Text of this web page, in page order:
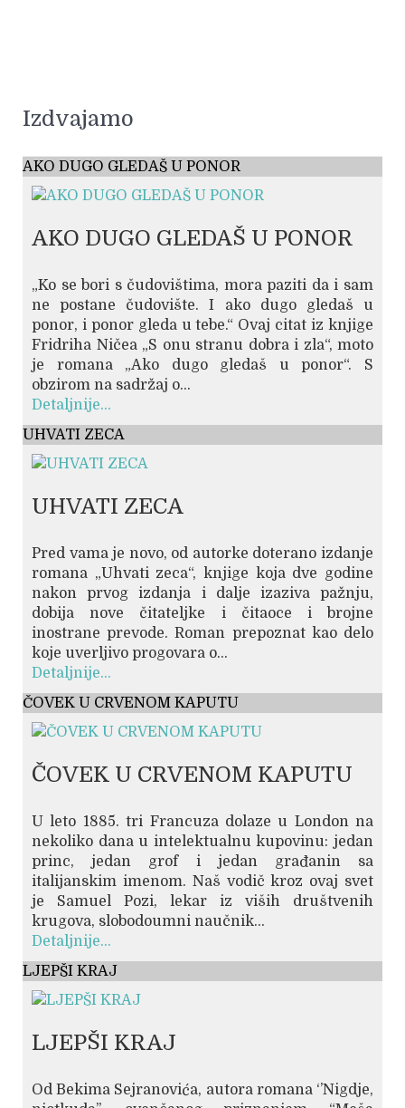
Izdvajamo
AKO DUGO GLEDAŠ U PONOR
AKO DUGO GLEDAŠ U PONOR
„Ko se bori s čudovištima, mora paziti da i sam
ne postane čudovište. I ako dugo gledaš u
ponor, i ponor gleda u tebe.“ Ovaj citat iz knjige
Fridriha Ničea „S onu stranu dobra i zla“, moto
je romana „Ako dugo gledaš u ponor“. S
obzirom na sadržaj o...
Detaljnije...
UHVATI ZECA
UHVATI ZECA
Pred vama je novo, od autorke doterano izdanje
romana „Uhvati zeca“, knjige koja dve godine
nakon prvog izdanja i dalje izaziva pažnju,
dobija nove čitateljke i čitaoce i brojne
inostrane prevode. Roman prepoznat kao delo
koje uverljivo progovara o...
Detaljnije...
ČOVEK U CRVENOM KAPUTU
ČOVEK U CRVENOM KAPUTU
U leto 1885. tri Francuza dolaze u London na
nekoliko dana u intelektualnu kupovinu: jedan
princ, jedan grof i jedan građanin sa
italijanskim imenom. Naš vodič kroz ovaj svet
je Samuel Pozi, lekar iz viših društvenih
krugova, slobodoumni naučnik...
Detaljnije...
LJEPŠI KRAJ
LJEPŠI KRAJ
Od Bekima Sejranovića, autora romana ‘’Nigdje,